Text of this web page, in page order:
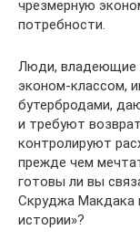
чрезмерную
потребности.
Люди, владеющие
эконом-классом,
бутербродами,
и требуют
контролируют
прежде чем
готовы ли вы
Скруджа Макдака
истории»?